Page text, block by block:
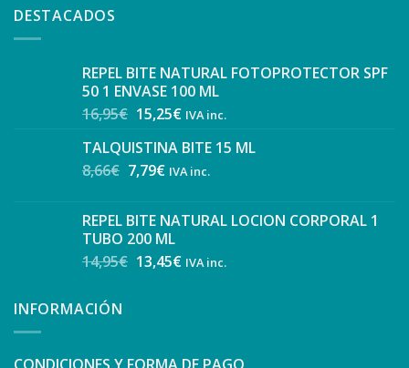
DESTACADOS
REPEL BITE NATURAL FOTOPROTECTOR SPF
50 1 ENVASE 100 ML
16,95€ 15,25€ IVA inc.
TALQUISTINA BITE 15 ML
8,66€ 7,79€ IVA inc.
REPEL BITE NATURAL LOCION CORPORAL 1
TUBO 200 ML
14,95€ 13,45€ IVA inc.
INFORMACIÓN
CONDICIONES Y FORMA DE PAGO